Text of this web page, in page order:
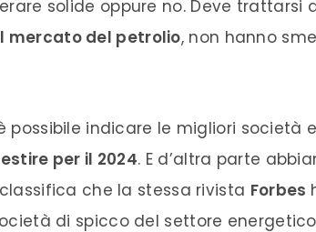
solide oppure no. Deve trattarsi
mercato del petrolio, non hanno
possibile indicare le migliori società
per il 2024. E d’altra parte
che la stessa rivista Forbes
di spicco del settore